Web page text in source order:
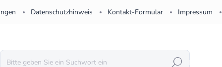
Datenschutzhinweis Kontakt-Formular Impressum
SUCHEN